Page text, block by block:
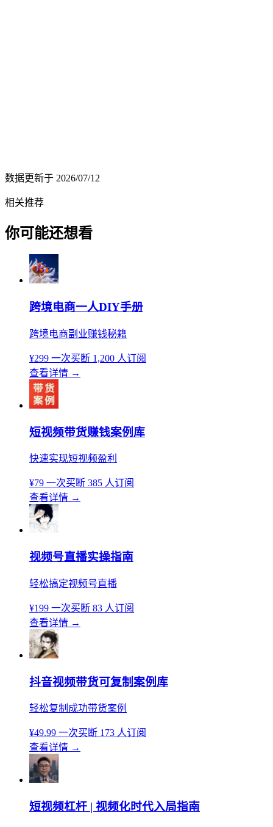
数据更新于 2026/07/12
相关推荐
你可能还想看
跨境电商一人DIY手册
跨境电商副业赚钱秘籍
¥299 一次买断 1,200 人订阅
查看详情 →
短视频带货赚钱案例库
快速实现短视频盈利
¥79 一次买断 385 人订阅
查看详情 →
视频号直播实操指南
轻松搞定视频号直播
¥199 一次买断 83 人订阅
查看详情 →
抖音视频带货可复制案例库
轻松复制成功带货案例
¥49.99 一次买断 173 人订阅
查看详情 →
短视频杠杆 | 视频化时代入局指南